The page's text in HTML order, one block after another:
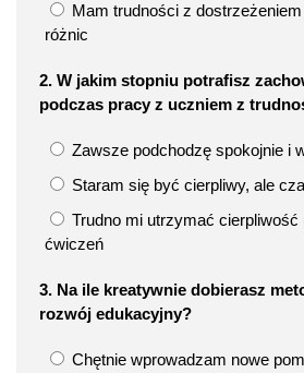
Mam trudności z
różnic
2. W jakim stopniu potrafisz
podczas pracy z uczniem z
Zawsze podchodzę spokojnie i
Staram się być cierpliwy, ale
Trudno mi utrzymać
ćwiczeń
3. Na ile kreatywnie dobierasz
rozwój edukacyjny?
Chętnie wprowadzam nowe